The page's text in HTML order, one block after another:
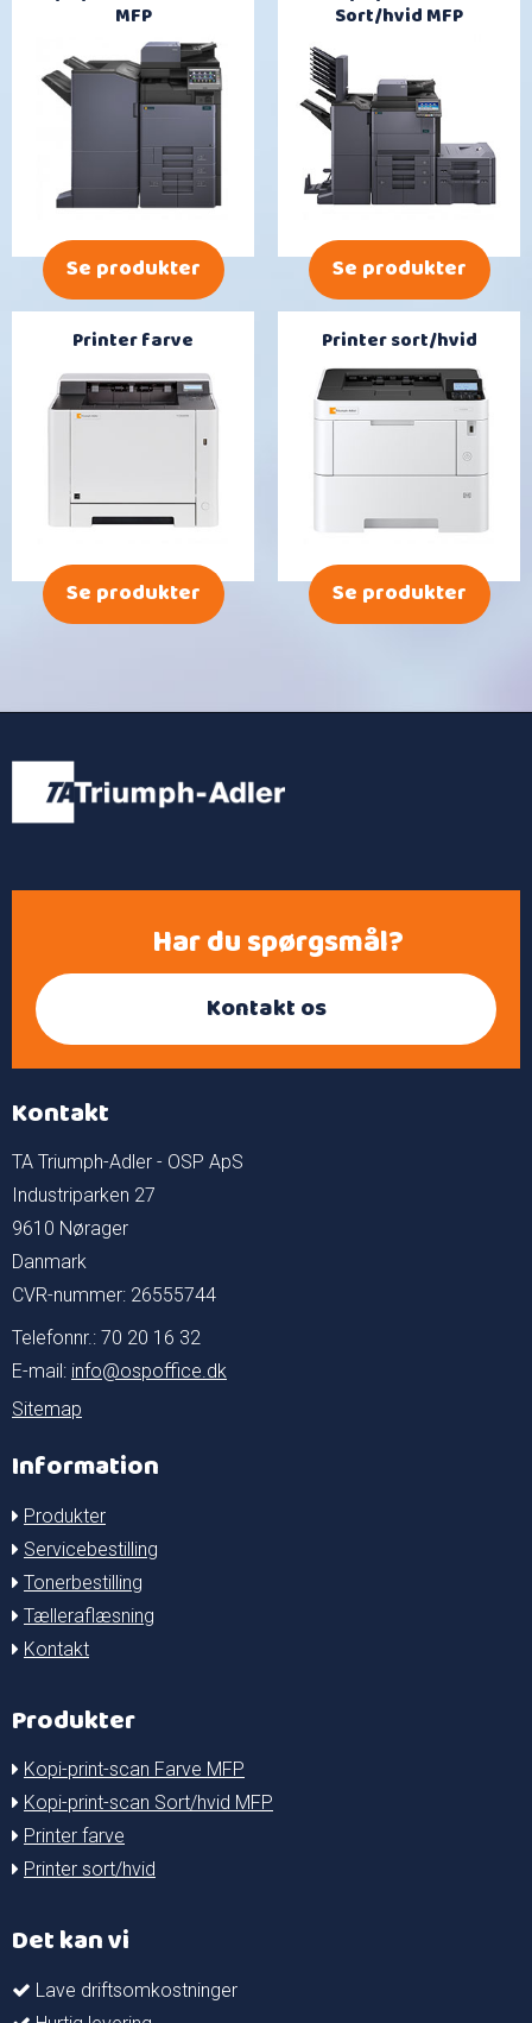
MFP
Se produkter
Sort/hvid MFP
Se produkter
Printer farve
Se produkter
Printer sort/hvid
Se produkter
Har du spørgsmål?
Kontakt os
Kontakt
TA Triumph-Adler - OSP ApS
Industriparken 27
9610 Nørager
Danmark
CVR-nummer: 26555744
Telefonnr.: 70 20 16 32
E-mail : info@ospoffice.dk
Sitemap
Information
Produkter
Servicebestilling
Tonerbestilling
Tælleraflæsning
Kontakt
Produkter
Kopi-print-scan Farve MFP
Kopi-print-scan Sort/hvid MFP
Printer farve
Printer sort/hvid
Det kan vi
Lave driftsomkostninger